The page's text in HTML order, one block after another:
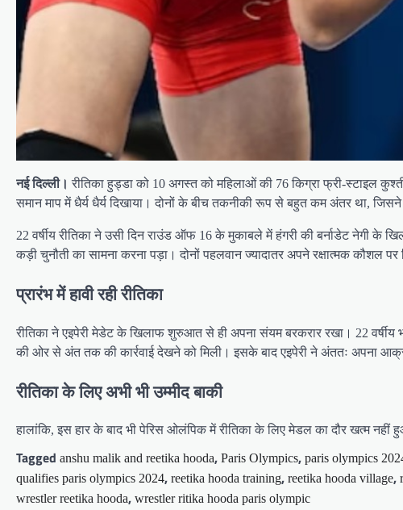
नई दिल्ली। रीतिका हुड्डा को 10 अगस्त को महिलाओं की 76 किग्रा फ्री-स्टाइल
समान माप में धैर्य धैर्य दिखाया। दोनों के बीच तकनीकी रूप से बहुत कम अंतर था, जिसने
22 वर्षीय रीतिका ने उसी दिन राउंड ऑफ 16 के मुकाबले में हंगरी की बर्नाडेट नेगी के
कड़ी चुनौती का सामना करना पड़ा। दोनों पहलवान ज्यादातर अपने रक्षात्मक कौशल पर
प्रारंभ में हावी रही रीतिका
रीतिका ने एइपेरी मेडेट के खिलाफ शुरुआत से ही अपना संयम बरकरार रखा। 22 वर्षीय
की ओर से अंत तक की कार्रवाई देखने को मिली। इसके बाद एइपेरी ने अंततः अपना
रीतिका के लिए अभी भी उम्मीद बाकी
हालांकि, इस हार के बाद भी पेरिस ओलंपिक में रीतिका के लिए मेडल का दौर खत्म नहीं
Tagged anshu malik and reetika hooda, Paris Olympics, paris olympics
qualifies paris olympics 2024, reetika hooda training, reetika hooda village,
wrestler reetika hooda, wrestler ritika hooda paris olympic